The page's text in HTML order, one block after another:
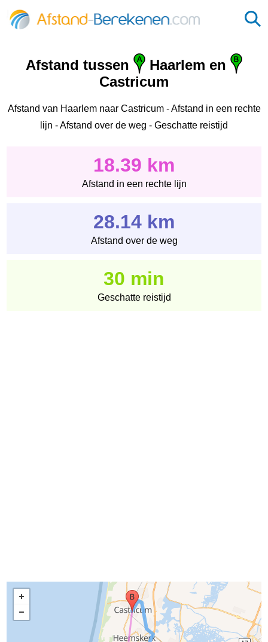
Afstand tussen
Haarlem en
Castricum
Afstand van Haarlem naar Castricum - Afstand in een rechte
lijn - Afstand over de weg - Geschatte reistijd
18.39 km
Afstand in een rechte lijn
28.14 km
Afstand over de weg
30 min
Geschatte reistijd